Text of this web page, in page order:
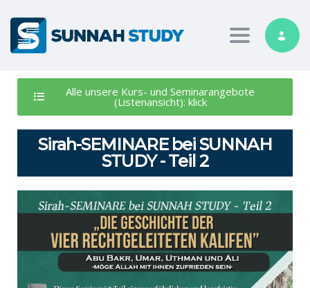
Toggle
Alle unsere Kurs- und Seminarangebote
(Listenansicht): klick
Sirah-SEMINARE bei SUNNAH
STUDY - Teil 2